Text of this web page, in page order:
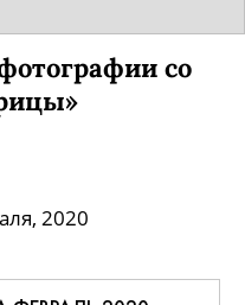
со
2020